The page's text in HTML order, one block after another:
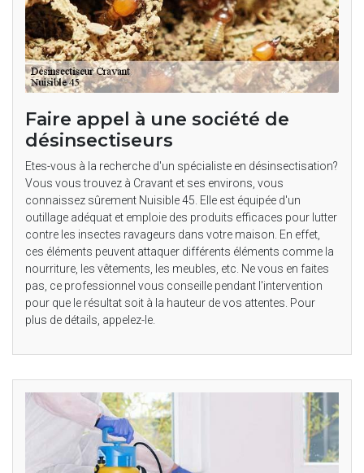
Faire appel à une société de
désinsectiseurs
Etes-vous à la recherche d'un spécialiste en désinsectisation?
Vous vous trouvez à Cravant et ses environs, vous
connaissez sûrement Nuisible 45. Elle est équipée d'un
outillage adéquat et emploie des produits efficaces pour lutter
contre les insectes ravageurs dans votre maison. En effet,
ces éléments peuvent attaquer différents éléments comme la
nourriture, les vêtements, les meubles, etc. Ne vous en faites
pas, ce professionnel vous conseille pendant l'intervention
pour que le résultat soit à la hauteur de vos attentes. Pour
plus de détails, appelez-le.